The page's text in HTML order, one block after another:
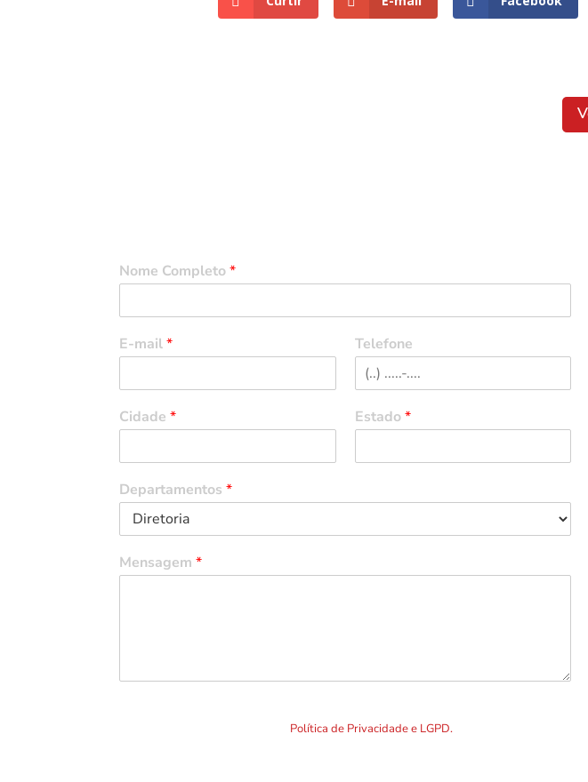
Nome Completo*
E-mail* Telefone
Cidade* Estado*
Departamentos*
Mensagem*
Política de Privacidade e LGPD.